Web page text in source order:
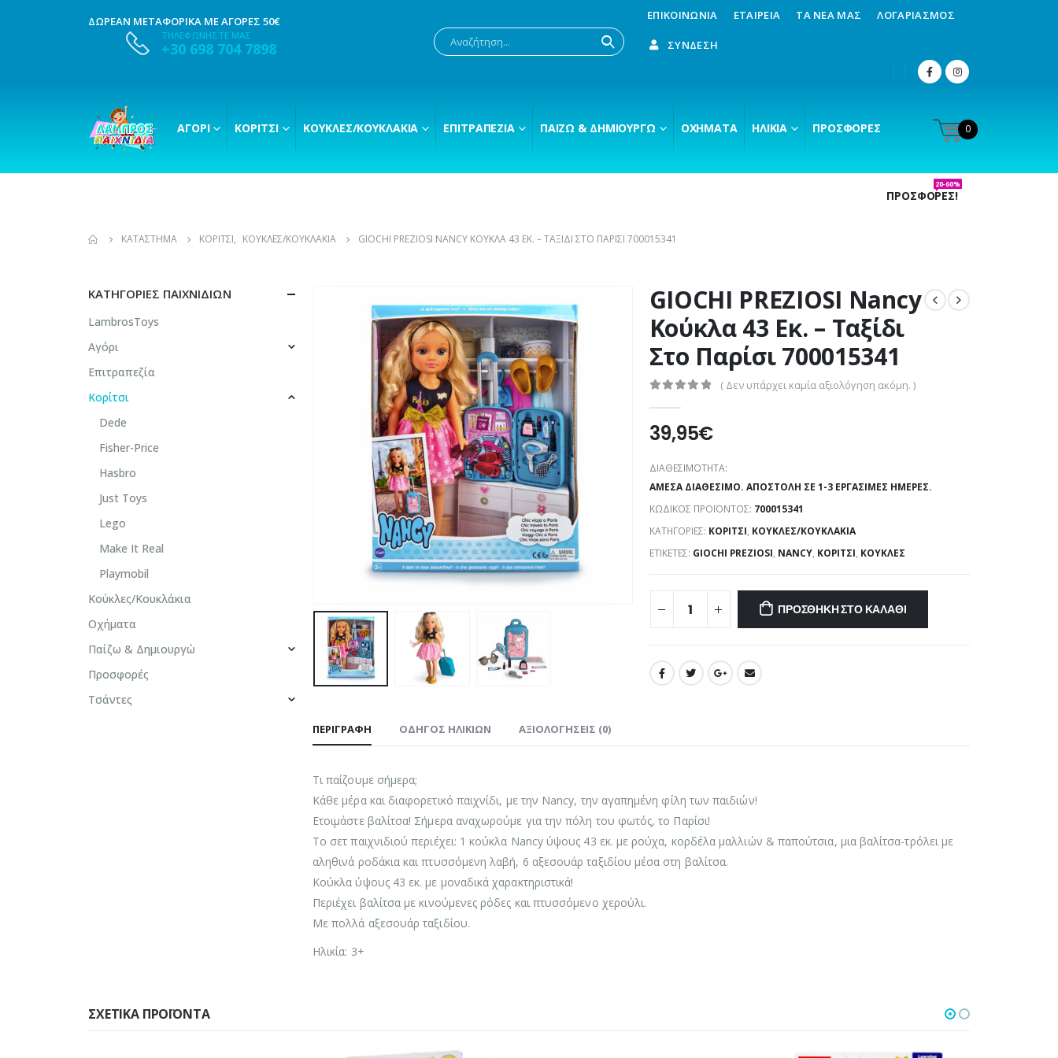
ΔΩΡΕΑΝ ΜΕΤΑΦΟΡΙΚΑ ΜΕ ΑΓΟΡΕΣ 50€
ΤΗΛΕΦΩΝΗΣΤΕ ΜΑΣ
+30 698 704 7898
ΕΠΙΚΟΙΝΩΝΊΑ ΕΤΑΙΡΕΊΑ ΤΑ ΝΈΑ ΜΑΣ ΛΟΓΑΡΙΑΣΜΌΣ
ΣΎΝΔΕΣΗ
ΑΓΌΡΙ ΚΟΡΊΤΣΙ ΚΟΎΚΛΕΣ/ΚΟΥΚΛΆΚΙΑ ΕΠΙΤΡΑΠΈΖΙΑ ΠΑΊΖΩ & ΔΗΜΙΟΥΡΓΏ ΟΧΉΜΑΤΑ ΗΛΙΚΊΑ ΠΡΟΣΦΟΡΈΣ 0
ΠΡΟΣΦΟΡΕΣ!
20-60%
ΚΑΤΆΣΤΗΜΑ ΚΟΡΊΤΣΙ, ΚΟΎΚΛΕΣ/ΚΟΥΚΛΆΚΙΑ GIOCHI PREZIOSI NANCY ΚΟΎΚΛΑ 43 ΕΚ. – ΤΑΞΊΔΙ ΣΤΟ ΠΑΡΊΣΙ 700015341
GIOCHI PREZIOSI Nancy
Κούκλα 43 Εκ. – Ταξίδι
Στο Παρίσι 700015341
( Δεν υπάρχει καμία αξιολόγηση ακόμη. )
39,95€
ΔΙΑΘΕΣΙΜΌΤΗΤΑ:
ΆΜΕΣΑ ΔΙΑΘΈΣΙΜΟ. ΑΠΟΣΤΟΛΉ ΣΕ 1-3 ΕΡΓΆΣΙΜΕΣ ΗΜΈΡΕΣ.
ΚΩΔΙΚΌΣ ΠΡΟΪΌΝΤΟΣ: 700015341
ΚΑΤΗΓΟΡΊΕΣ: ΚΟΡΊΤΣΙ, ΚΟΎΚΛΕΣ/ΚΟΥΚΛΆΚΙΑ
ΕΤΙΚΈΤΕΣ: GIOCHI PREZIOSI, NANCY, ΚΟΡΊΤΣΙ, ΚΟΎΚΛΕΣ
ΠΡΟΣΘΉΚΗ ΣΤΟ ΚΑΛΆΘΙ
ΠΕΡΙΓΡΑΦΉ ΟΔΗΓΌΣ ΗΛΙΚΙΏΝ ΑΞΙΟΛΟΓΉΣΕΙΣ (0)
Τι παίζουμε σήμερα;
Κάθε μέρα και διαφορετικό παιχνίδι, με την Nancy, την αγαπημένη φίλη των παιδιών!
Ετοιμάστε βαλίτσα! Σήμερα αναχωρούμε για την πόλη του φωτός, το Παρίσι!
Το σετ παιχνιδιού περιέχει: 1 κούκλα Nancy ύψους 43 εκ. με ρούχα, κορδέλα μαλλιών & παπούτσια, μια βαλίτσα-τρόλει με
αληθινά ροδάκια και πτυσσόμενη λαβή, 6 αξεσουάρ ταξιδίου μέσα στη βαλίτσα.
Κούκλα ύψους 43 εκ. με μοναδικά χαρακτηριστικά!
Περιέχει βαλίτσα με κινούμενες ρόδες και πτυσσόμενο χερούλι.
Με πολλά αξεσουάρ ταξιδίου.
Ηλικία: 3+
ΚΑΤΗΓΟΡΊΕΣ ΠΑΙΧΝΙΔΙΏΝ
LambrosToys
Αγόρι
Επιτραπεζία
Κορίτσι
Dede
Fisher-Price
Hasbro
Just Toys
Lego
Make It Real
Playmobil
Κούκλες/Κουκλάκια
Οχήματα
Παίζω & Δημιουργώ
Προσφορές
Τσάντες
ΣΧΕΤΙΚΆ ΠΡΟΪΌΝΤΑ